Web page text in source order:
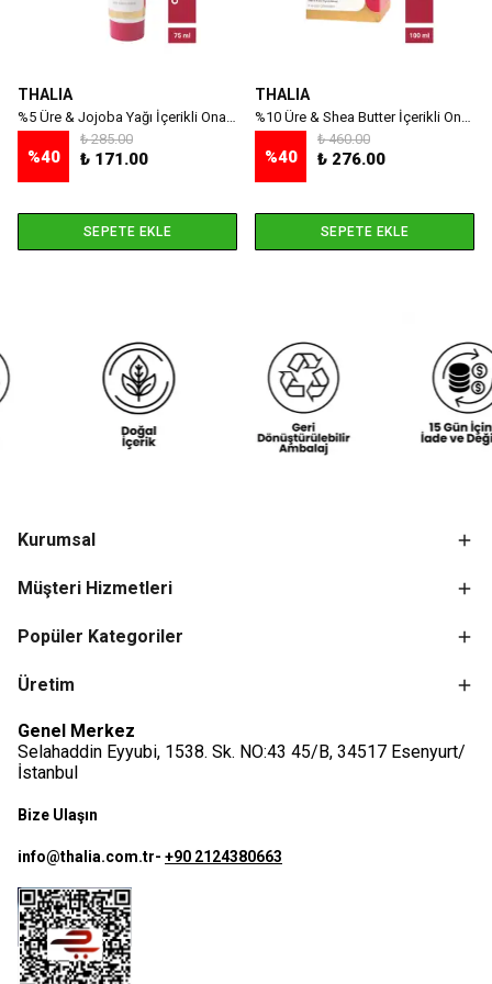
THALIA
%5 Üre & Jojoba Yağı İçerikli Onarıcı Ayak Çatlak Bakım Kremi 75ml
%40
₺ 285.00
₺ 171.00
SEPETE EKLE
THALIA
%10 Üre & Shea Butter İçerikli Onarıcı El & Ayak Çatlak Balmı 100ml
%40
₺ 460.00
₺ 276.00
SEPETE EKLE
Kurumsal
Müşteri Hizmetleri
Popüler Kategoriler
Üretim
Genel Merkez
Selahaddin Eyyubi, 1538. Sk. NO:43 45/B, 34517 Esenyurt/
İstanbul
Bize Ulaşın
info@thalia.com.tr- +90 2124380663